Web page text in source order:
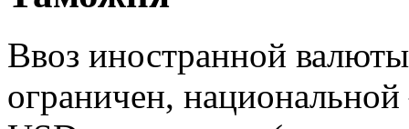
Ввоз иностранной
ограничен,